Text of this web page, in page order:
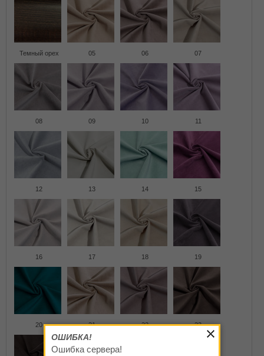
Темный орех 05 06 07
08 09 10 11
12 13 14 15
16 17 18 19
20 21 22 23
ОШИБКА!
Ошибка сервера!